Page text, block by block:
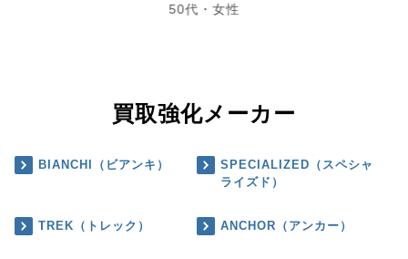
50代・女性
買取強化メーカー
BIANCHI（ビアンキ）
SPECIALIZED（スペシャ
ライズド）
TREK（トレック） ANCHOR（アンカー）